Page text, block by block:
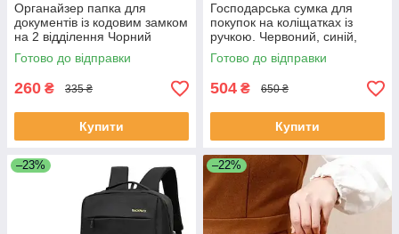
Органайзер папка для
документів із кодовим замком
на 2 відділення Чорний
ЕКОБОКС
Готово до відправки
260 ₴ 335 ₴
Купити
Господарська сумка для
покупок на коліщатках із
ручкою. Червоний, синій,
жовтогарячийSKK-01
(46*27*18) ЕКОБОКС
Готово до відправки
504 ₴ 650 ₴
Купити
–23% –22%